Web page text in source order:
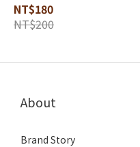
NT$180
NT$200
About
Brand Story